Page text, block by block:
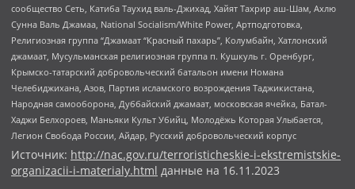
сообщество Сеть, Катиба Таухид валь-Джихад, Хайят Тахрир аш-Шам, Ахлю
Сунна Валь Джамаа, National Socialism/White Power, Артподготовка,
Религиозная группа “Джамаат “Красный пахарь”, Колумбайн, Хатлонский
джамаат, Мусульманская религиозная группа п. Кушкуль г. Оренбург,
Крымско-татарский добровольческий батальон имени Номана
Челебиджихана, Азов, Партия исламского возрождения Таджикистана,
Народная самооборона, Дуббайский джамаат, московская ячейка, Батал-
Хаджи Белхороев, Маньяки Культ Убийц, Молодёжь Которая Улыбается,
Легион Свобода России, Айдар, Русский добровольческий корпус
Источник: http://nac.gov.ru/terroristicheskie-i-ekstremistskie-
organizacii-i-materialy.html данные на 16.11.2023